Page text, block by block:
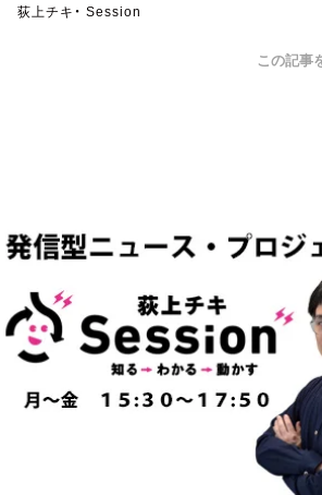
今日の番組表
荻上チキ・ Session
この記事